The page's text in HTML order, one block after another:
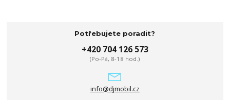
Potřebujete poradit?
+420 704 126 573
(Po-Pá, 8-18 hod.)
info@djmobil.cz